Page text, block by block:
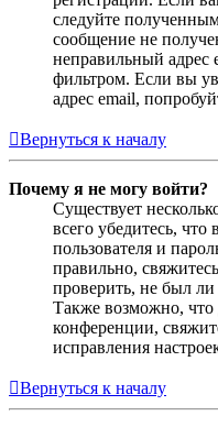
следуйте
сообщение не
неправильный адрес
фильтром. Если вы
адрес email,
Вернуться к началу
Почему я не могу войти?
Существует
всего убедитесь,
пользователя и
правильно,
проверить, не был
Также возможно,
конференции,
исправления
Вернуться к началу